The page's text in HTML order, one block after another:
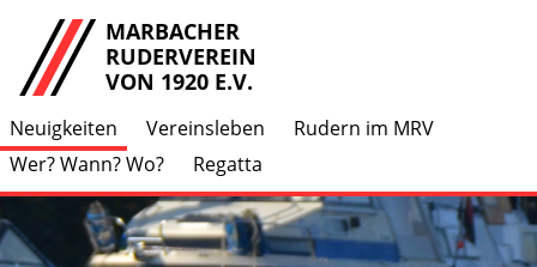
MARBACHER
RUDERVEREIN
VON 1920 E.V.
Neuigkeiten Vereinsleben
Rudern im MRV
Wer? Wann? Wo?
Regatta